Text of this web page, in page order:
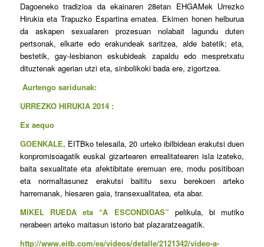
Dagoeneko tradizioa da ekainaren 28etan EHGAMek Urrezko
Hirukia eta Trapuzko Espartina ematea. Ekimen honen helburua
da askapen sexualaren prozesuan nolabait lagundu duten
pertsonak, elkarte edo erakundeak saritzea, alde batetik; eta,
bestetik, gay-lesbianon eskubideak zapaldu edo mespretxatu
dituztenak agerian utzi eta, sinbolikoki bada ere, zigortzea.
Aurtengo saridunak:
URREZKO HIRUKIA 2014 :
Ex aequo
GOENKALE, EITBko telesaila, 20 urteko ibilbidean erakutsi duen
konpromisoagatik euskal gizartearen errealitatearen isla izateko,
baita sexualitate eta afektibitate eremuan ere, modu positiboan
eta normaltasunez erakutsi baititu sexu berekoen arteko
harremanak, hiesaren gaia, transexualitatea, eta abar.
MIKEL RUEDA eta “A ESCONDIDAS” pelikula, bi mutiko
nerabeen arteko maitasun istorio bat plazaratzeagatik.
http://www.eitb.com/es/videos/detalle/2121342/video-a-